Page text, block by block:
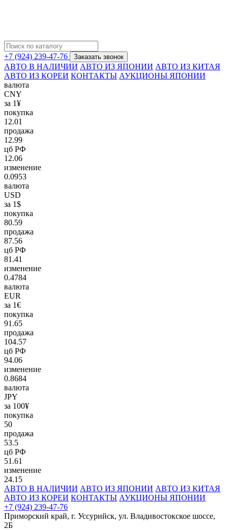
+7 (924) 239-47-76 Заказать звонок
АВТО В НАЛИЧИИ АВТО ИЗ ЯПОНИИ АВТО ИЗ КИТАЯ
АВТО ИЗ КОРЕИ КОНТАКТЫ АУКЦИОНЫ ЯПОНИИ
валюта
CNY
за 1¥
покупка
12.01
продажа
12.99
цб РФ
12.06
изменение
0.0953
валюта
USD
за 1$
покупка
80.59
продажа
87.56
цб РФ
81.41
изменение
0.4784
валюта
EUR
за 1€
покупка
91.65
продажа
104.57
цб РФ
94.06
изменение
0.8684
валюта
JPY
за 100¥
покупка
50
продажа
53.5
цб РФ
51.61
изменение
24.15
АВТО В НАЛИЧИИ АВТО ИЗ ЯПОНИИ АВТО ИЗ КИТАЯ
АВТО ИЗ КОРЕИ КОНТАКТЫ АУКЦИОНЫ ЯПОНИИ
+7 (924) 239-47-76
Приморский край, г. Уссурийск, ул. Владивостокское шоссе,
2Б